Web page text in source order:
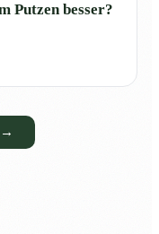
Putzen besser?
→